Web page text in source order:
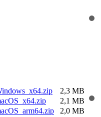
2,3 MB
2,1 MB
2,0 MB